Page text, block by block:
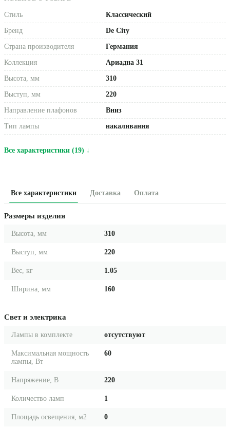
Стиль Классический
Бренд De City
Страна производителя Германия
Коллекция Ариадна 31
Высота, мм 310
Выступ, мм 220
Направление плафонов Вниз
Тип лампы накаливания
Все характеристики (19) ↓
Все характеристики Доставка Оплата
Размеры изделия
Высота, мм 310
Выступ, мм 220
Вес, кг 1.05
Ширина, мм 160
Свет и электрика
Лампы в комплекте отсутствуют
Максимальная мощность
лампы, Вт
60
Напряжение, В 220
Количество ламп 1
Площадь освещения, м2 0